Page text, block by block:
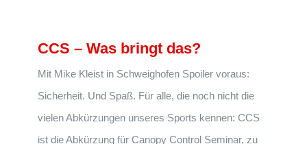
CCS – Was bringt das?
Mit Mike Kleist in Schweighofen Spoiler voraus:
Sicherheit. Und Spaß. Für alle, die noch nicht die
vielen Abkürzungen unseres Sports kennen: CCS
ist die Abkürzung für ​C​anopy ​C​ontrol ​S​eminar, zu